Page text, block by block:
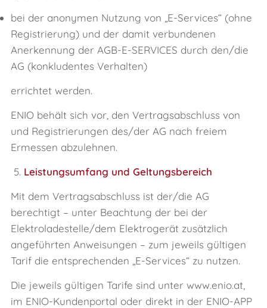
bei der anonymen Nutzung von „E‑Services“ (ohne
Registrierung) und der damit verbundenen
Anerkennung der AGB-E-SERVICES durch den/die
AG (konkludentes Verhalten)
errichtet werden.
ENIO behält sich vor, den Vertragsabschluss von
und Registrierungen des/der AG nach freiem
Ermessen abzulehnen.
5. Leistungsumfang und Geltungsbereich
Mit dem Vertragsabschluss ist der/die AG
berechtigt – unter Beachtung der bei der
Elektroladestelle/dem Elektrogerät zusätzlich
angeführten Anweisungen – zum jeweils gültigen
Tarif die entsprechenden „E‑Services“ zu nutzen.
Die jeweils gültigen Tarife sind unter www.enio.at
im ENIO-Kundenportal oder direkt in der ENIO-APP